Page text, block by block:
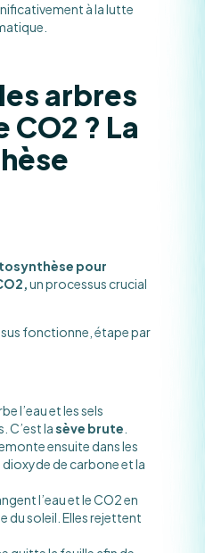
à la lutte
arbres
? La
pour
un processus crucial
fonctionne, étape par
l’eau et les sels
C’est lasève brute
ensuite dans les
de carbone et la
l’eau et le CO2 en
du soleil. Elles rejettent